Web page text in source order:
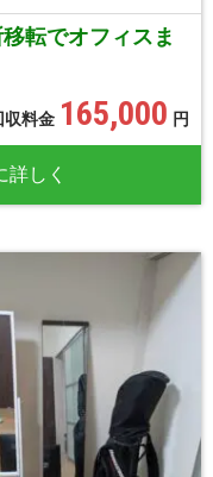
転でオフィスま
収料金 165,000 円
詳しく